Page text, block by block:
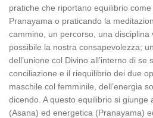
pratiche che riportano equilibrio come
Pranayama o praticando la
cammino, un percorso, una disciplina
possibile la nostra consapevolezza;
dell’unione col Divino all’interno di se
conciliazione e il riequilibrio dei due
maschile col femminile, dell’energia
dicendo. A questo equilibrio si giunge
(Asana) ed energetica (Pranayama)